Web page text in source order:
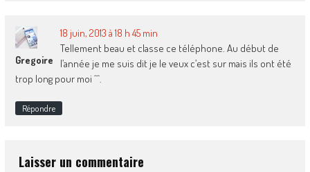
Gregoire
18 juin, 2013 à 18 h 45 min
Tellement beau et classe ce téléphone. Au début de
l’année je me suis dit je le veux c’est sur mais ils ont été
trop long pour moi ^^.
Répondre
Laisser un commentaire